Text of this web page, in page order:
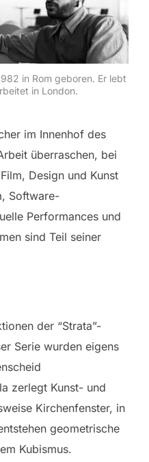
in Rom geboren. Er lebt
in London.
im Innenhof des
überraschen, bei
Design und Kunst
Software-
Performances und
sind Teil seiner
der “Strata”-
Serie wurden eigens
zerlegt Kunst- und
Kirchenfenster, in
geometrische
Kubismus.